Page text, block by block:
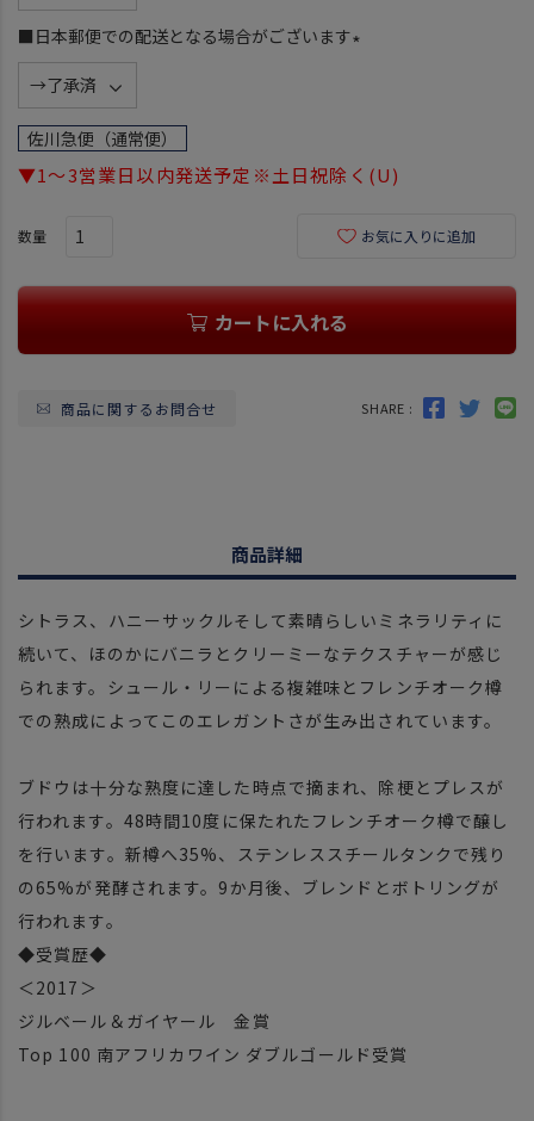
須
■日本郵便での配送となる場合がございます
佐川急便（通常便）
▼1～3営業日以内発送予定※土日祝除く(U)
お気に入りに追加
カートに入れる
商品に関するお問合せ SHARE :
商品詳細
シトラス、ハニーサックルそして素晴らしいミネラリティに
続いて、ほのかにバニラとクリーミーなテクスチャーが感じ
られます。シュール・リーによる複雑味とフレンチオーク樽
での熟成によってこのエレガントさが生み出されています。
ブドウは十分な熟度に達した時点で摘まれ、除梗とプレスが
行われます。48時間10度に保たれたフレンチオーク樽で醸し
を行います。新樽へ35%、ステンレススチールタンクで残り
の65%が発酵されます。9か月後、ブレンドとボトリングが
行われます。
◆受賞歴◆
＜2017＞
ジルベール＆ガイヤール 金賞
Top 100 南アフリカワイン ダブルゴールド受賞